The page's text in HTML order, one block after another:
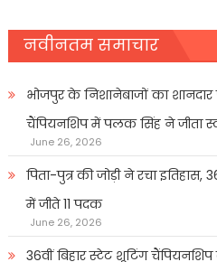
नवीनतम समाचार
भोजपुर के निशानेबाजों का शानदार
चैंपियनशिप में पलक सिंह ने जीता
June 26, 2026
पिता-पुत्र की जोड़ी ने रचा इतिहास,
में जीते 11 पदक
June 26, 2026
36वीं बिहार स्टेट शूटिंग